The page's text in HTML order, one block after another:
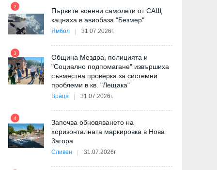
Politico: Обменът на
разузнавателна информация
между САЩ и Украйна се е
върнал на предишни нива
06.08.2026г.
вариант за
ракети за ЗРК "Patriot" в
Украйна
2
Първите военни самолети от САЩ
кацнаха в авиобаза "Безмер"
Ямбол 31.07.2026г.
3
Община Мездра, полицията и
"Социално подпомагане" извършиха
съвместна проверка за системни
проблеми в кв. "Лещака"
Враца 31.07.2026г.
4
Започва обновяването на
хоризонталната маркировка в Нова
Загора
Сливен 31.07.2026г.